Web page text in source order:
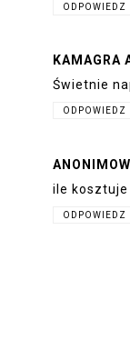
ODPOWIEDZ
KAMAGRA
Świetnie
ODPOWIEDZ
ile
ODPOWIEDZ